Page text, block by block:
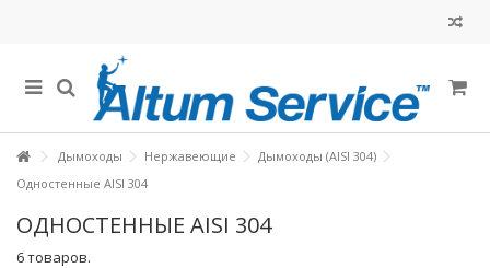
Дымоходы Нержавеющие
Дымоходы (AISI 304)
Одностенные AISI 304
ОДНОСТЕННЫЕ AISI 304
6 товаров.